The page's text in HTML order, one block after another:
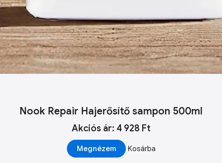
Nook Repair Hajerősítő sampon 500ml
Akciós ár: 4 928 Ft
Megnézem Kosárba